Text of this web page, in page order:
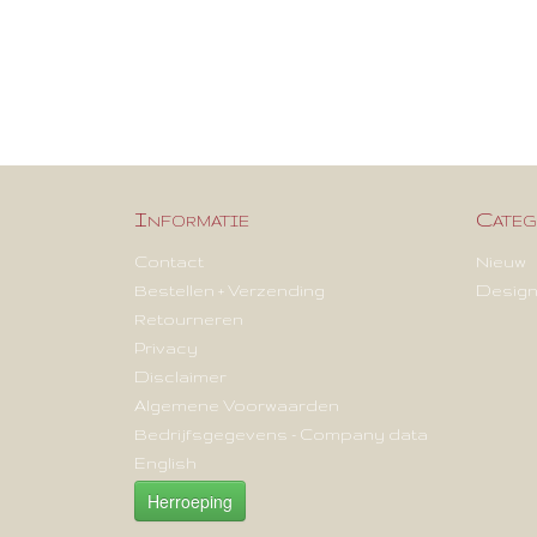
Informatie
Contact
Bestellen + Verzending
Retourneren
Privacy
Disclaimer
Algemene Voorwaarden
Bedrijfsgegevens - Company data
English
Herroeping
Nieuw